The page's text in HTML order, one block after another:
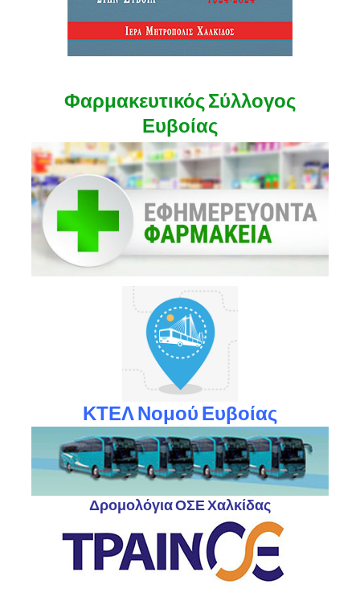
Φαρμακευτικός Σύλλογος
Ευβοίας
ΚΤΕΛ Νομού Ευβοίας
Δρομολόγια ΟΣΕ Χαλκίδας